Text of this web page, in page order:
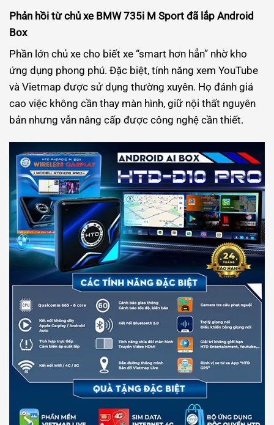
Phản hồi từ chủ xe BMW 735i M Sport đã lắp Android
Box
Phần lớn chủ xe cho biết xe “smart hơn hẳn” nhờ kho
ứng dụng phong phú. Đặc biệt, tính năng xem YouTube
và Vietmap được sử dụng thường xuyên. Họ đánh giá
cao việc không cần thay màn hình, giữ nội thất nguyên
bản nhưng vẫn nâng cấp được công nghệ cần thiết.